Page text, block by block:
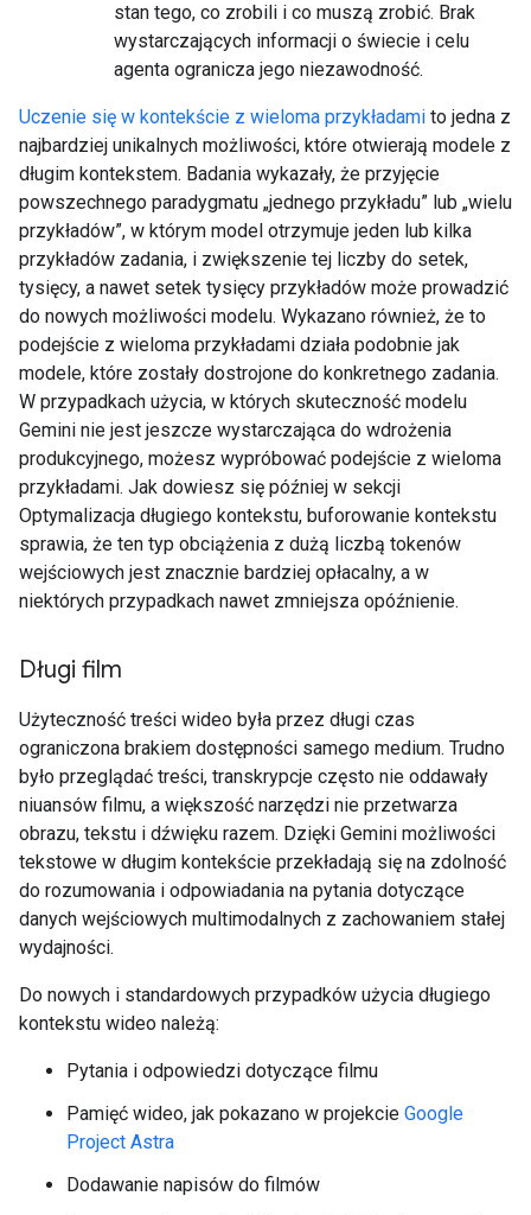
stan tego, co zrobili i co muszą zrobić. Brak
wystarczających informacji o świecie i celu
agenta ogranicza jego niezawodność.
Uczenie się w kontekście z wieloma przykładami to jedna z
najbardziej unikalnych możliwości, które otwierają modele z
długim kontekstem. Badania wykazały, że przyjęcie
powszechnego paradygmatu „jednego przykładu” lub „wielu
przykładów”, w którym model otrzymuje jeden lub kilka
przykładów zadania, i zwiększenie tej liczby do setek,
tysięcy, a nawet setek tysięcy przykładów może prowadzić
do nowych możliwości modelu. Wykazano również, że to
podejście z wieloma przykładami działa podobnie jak
modele, które zostały dostrojone do konkretnego zadania.
W przypadkach użycia, w których skuteczność modelu
Gemini nie jest jeszcze wystarczająca do wdrożenia
produkcyjnego, możesz wypróbować podejście z wieloma
przykładami. Jak dowiesz się później w sekcji
Optymalizacja długiego kontekstu, buforowanie kontekstu
sprawia, że ten typ obciążenia z dużą liczbą tokenów
wejściowych jest znacznie bardziej opłacalny, a w
niektórych przypadkach nawet zmniejsza opóźnienie.
Długi film
Użyteczność treści wideo była przez długi czas
ograniczona brakiem dostępności samego medium. Trudno
było przeglądać treści, transkrypcje często nie oddawały
niuansów filmu, a większość narzędzi nie przetwarza
obrazu, tekstu i dźwięku razem. Dzięki Gemini możliwości
tekstowe w długim kontekście przekładają się na zdolność
do rozumowania i odpowiadania na pytania dotyczące
danych wejściowych multimodalnych z zachowaniem stałej
wydajności.
Do nowych i standardowych przypadków użycia długiego
kontekstu wideo należą:
Pytania i odpowiedzi dotyczące filmu
Pamięć wideo, jak pokazano w projekcie Google
Project Astra
Dodawanie napisów do filmów